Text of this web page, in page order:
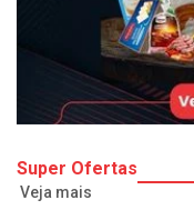
Super Ofertas
Veja mais